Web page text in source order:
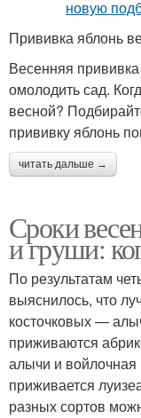
Прививка яблонь
Весенняя
омолодить сад.
весной?
прививку яблонь
читать дальше →
Сроки
и груши:
По результатам
выяснилось, что
косточковых —
приживаются
алычи и
приживается
разных сортов